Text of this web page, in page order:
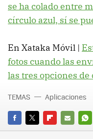
se ha colado entre
círculo azul, sí se
En Xataka Móvil |
fotos cuando las
las tres opciones de
FACEBOOK
TWITTERFLIPBOARD
E-
TEMAS Aplicaciones